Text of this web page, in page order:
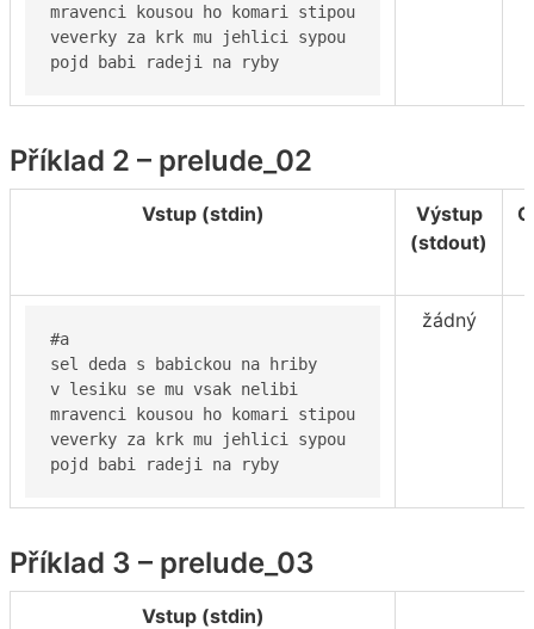
mravenci kousou ho komari stipou
veverky za krk mu jehlici sypou
pojd babi radeji na ryby
Příklad 2 – prelude_02
Vstup (stdin)
Výstup
(stdout)
#a
sel deda s babickou na hriby
v lesiku se mu vsak nelibi
mravenci kousou ho komari stipou
veverky za krk mu jehlici sypou
pojd babi radeji na ryby
žádný
Příklad 3 – prelude_03
Vstup (stdin)